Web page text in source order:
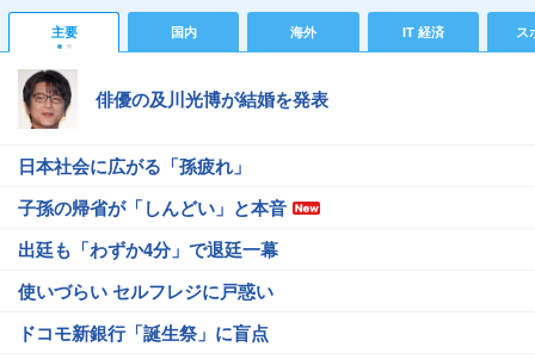
主要 国内 海外 IT 経済 ス
俳優の及川光博が結婚を発表
日本社会に広がる「孫疲れ」
子孫の帰省が「しんどい」と本音
出廷も「わずか4分」で退廷一幕
使いづらい セルフレジに戸惑い
ドコモ新銀行「誕生祭」に盲点